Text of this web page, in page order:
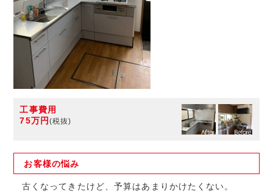
工事費用
75万円 (税抜)
お客様の悩み
古くなってきたけど、予算はあまりかけたくない。